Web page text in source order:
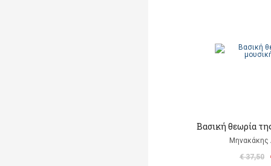
Βασική θεωρία
Μηνακάκης
€ 37,50